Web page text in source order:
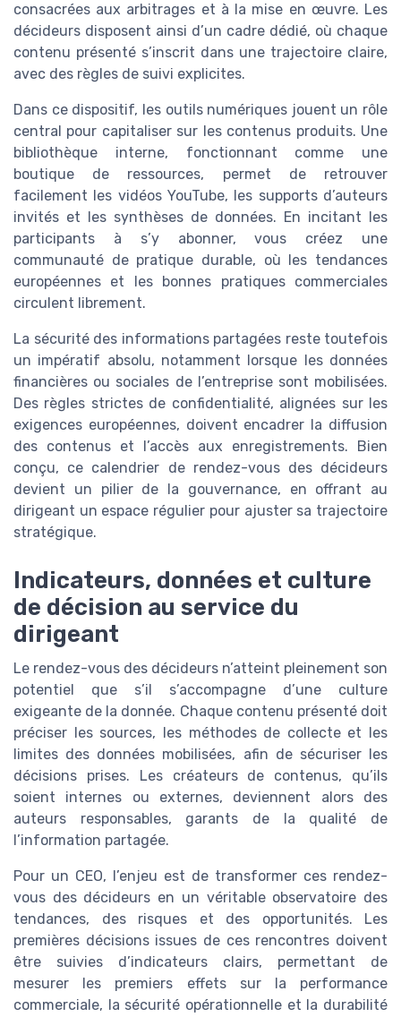
consacrées aux arbitrages et à la mise en œuvre. Les
décideurs disposent ainsi d’un cadre dédié, où chaque
contenu présenté s’inscrit dans une trajectoire claire,
avec des règles de suivi explicites.
Dans ce dispositif, les outils numériques jouent un rôle
central pour capitaliser sur les contenus produits. Une
bibliothèque interne, fonctionnant comme une
boutique de ressources, permet de retrouver
facilement les vidéos YouTube, les supports d’auteurs
invités et les synthèses de données. En incitant les
participants à s’y abonner, vous créez une
communauté de pratique durable, où les tendances
européennes et les bonnes pratiques commerciales
circulent librement.
La sécurité des informations partagées reste toutefois
un impératif absolu, notamment lorsque les données
financières ou sociales de l’entreprise sont mobilisées.
Des règles strictes de confidentialité, alignées sur les
exigences européennes, doivent encadrer la diffusion
des contenus et l’accès aux enregistrements. Bien
conçu, ce calendrier de rendez-vous des décideurs
devient un pilier de la gouvernance, en offrant au
dirigeant un espace régulier pour ajuster sa trajectoire
stratégique.
Indicateurs, données et culture
de décision au service du
dirigeant
Le rendez-vous des décideurs n’atteint pleinement son
potentiel que s’il s’accompagne d’une culture
exigeante de la donnée. Chaque contenu présenté doit
préciser les sources, les méthodes de collecte et les
limites des données mobilisées, afin de sécuriser les
décisions prises. Les créateurs de contenus, qu’ils
soient internes ou externes, deviennent alors des
auteurs responsables, garants de la qualité de
l’information partagée.
Pour un CEO, l’enjeu est de transformer ces rendez-
vous des décideurs en un véritable observatoire des
tendances, des risques et des opportunités. Les
premières décisions issues de ces rencontres doivent
être suivies d’indicateurs clairs, permettant de
mesurer les premiers effets sur la performance
commerciale, la sécurité opérationnelle et la durabilité